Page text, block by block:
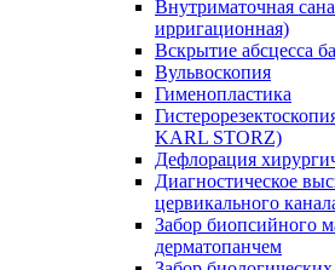
Внутриматочная
ирригационная)
Вскрытие абсцесса
Вульвоскопия
Гименопластика
KARL STORZ)
Дефлорация
Диагностическое
цервикального
Забор биопсийного
дерматопанчем